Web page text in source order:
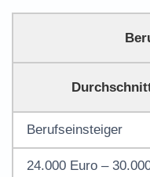
Berufseinsteiger
24.000 Euro –